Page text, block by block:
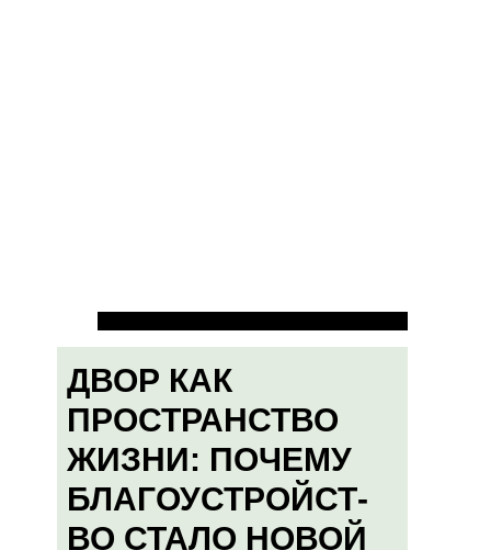
ДВОР КАК
ПРОСТРАНСТВО
ЖИЗНИ: ПОЧЕМУ
БЛАГОУСТРОЙСТ-
ВО СТАЛО НОВОЙ